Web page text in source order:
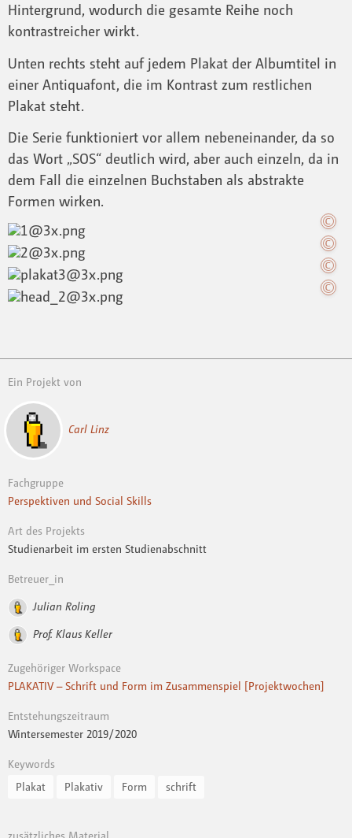
Hintergrund, wodurch die gesamte Reihe noch
kontrastreicher wirkt.
Unten rechts steht auf jedem Plakat der Albumtitel in
einer Antiquafont, die im Kontrast zum restlichen
Plakat steht.
Die Serie funktioniert vor allem nebeneinander, da so
das Wort „SOS“ deutlich wird, aber auch einzeln, da in
dem Fall die einzelnen Buchstaben als abstrakte
Formen wirken.
Ein Projekt von
Carl Linz
Fachgruppe
Perspektiven und Social Skills
Art des Projekts
Studienarbeit im ersten Studienabschnitt
Betreuer_in
Julian Roling
Prof. Klaus Keller
Zugehöriger Workspace
PLAKATIV – Schrift und Form im Zusammenspiel [Projektwochen]
Entstehungszeitraum
Wintersemester 2019 / 2020
Keywords
Plakat
Plakativ Form schrift
zusätzliches Material